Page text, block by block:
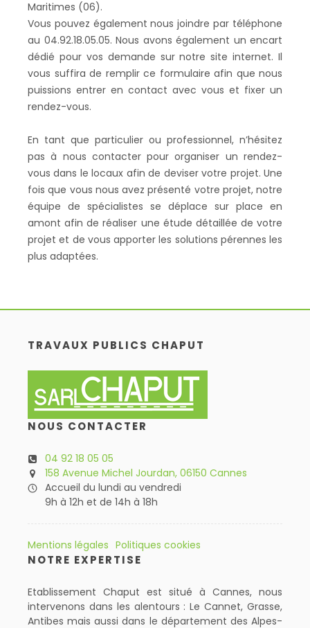
Maritimes (06).
Vous pouvez également nous joindre par téléphone
au 04.92.18.05.05. Nous avons également un encart
dédié pour vos demande sur notre site internet. Il
vous suffira de remplir ce formulaire afin que nous
puissions entrer en contact avec vous et fixer un
rendez-vous.
En tant que particulier ou professionnel, n’hésitez
pas à nous contacter pour organiser un rendez-
vous dans le locaux afin de deviser votre projet. Une
fois que vous nous avez présenté votre projet, notre
équipe de spécialistes se déplace sur place en
amont afin de réaliser une étude détaillée de votre
projet et de vous apporter les solutions pérennes les
plus adaptées.
TRAVAUX PUBLICS CHAPUT
NOUS CONTACTER
04 92 18 05 05
158 Avenue Michel Jourdan, 06150 Cannes
Accueil du lundi au vendredi
9h à 12h et de 14h à 18h
Mentions légales Politiques cookies
NOTRE EXPERTISE
Etablissement Chaput est situé à Cannes, nous
intervenons dans les alentours : Le Cannet, Grasse,
Antibes mais aussi dans le département des Alpes-